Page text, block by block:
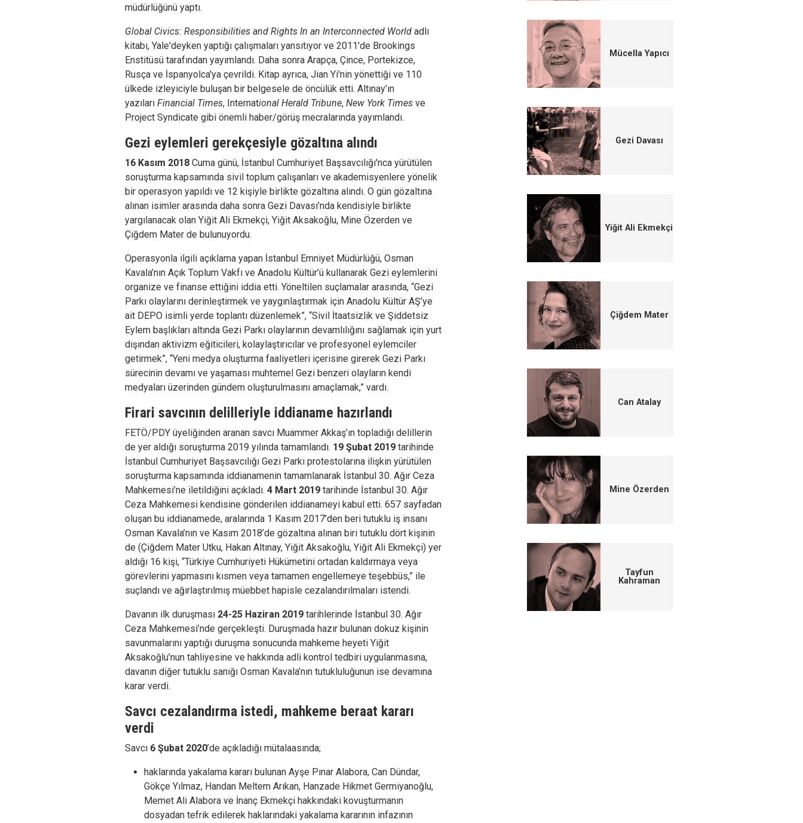
müdürlüğünü yaptı.
Global Civics: Responsibilities and Rights In an Interconnected World adlı
kitabı, Yale'deyken yaptığı çalışmaları yansıtıyor ve 2011'de Brookings
Enstitüsü tarafından yayımlandı. Daha sonra Arapça, Çince, Portekizce,
Rusça ve İspanyolca'ya çevrildi. Kitap ayrıca, Jian Yi'nin yönettiği ve 110
ülkede izleyiciyle buluşan bir belgesele de öncülük etti. Altınay’ın
yazıları Financial Times, International Herald Tribune, New York Times ve
Project Syndicate gibi önemli haber/görüş mecralarında yayımlandı.
Gezi eylemleri gerekçesiyle gözaltına alındı
16 Kasım 2018 Cuma günü, İstanbul Cumhuriyet Başsavcılığı'nca yürütülen
soruşturma kapsamında sivil toplum çalışanları ve akademisyenlere yönelik
bir operasyon yapıldı ve 12 kişiyle birlikte gözaltına alındı. O gün gözaltına
alınan isimler arasında daha sonra Gezi Davası’nda kendisiyle birlikte
yargılanacak olan Yiğit Ali Ekmekçi, Yiğit Aksakoğlu, Mine Özerden ve
Çiğdem Mater de bulunuyordu.
Operasyonla ilgili açıklama yapan İstanbul Emniyet Müdürlüğü, Osman
Kavala’nın Açık Toplum Vakfı ve Anadolu Kültür’ü kullanarak Gezi eylemlerini
organize ve finanse ettiğini iddia etti. Yöneltilen suçlamalar arasında, “Gezi
Parkı olaylarını derinleştirmek ve yaygınlaştırmak için Anadolu Kültür AŞ’ye
ait DEPO isimli yerde toplantı düzenlemek”, “Sivil İtaatsizlik ve Şiddetsiz
Eylem başlıkları altında Gezi Parkı olaylarının devamlılığını sağlamak için yurt
dışından aktivizm eğiticileri, kolaylaştırıcılar ve profesyonel eylemciler
getirmek”, “Yeni medya oluşturma faaliyetleri içerisine girerek Gezi Parkı
sürecinin devamı ve yaşaması muhtemel Gezi benzeri olayların kendi
medyaları üzerinden gündem oluşturulmasını amaçlamak,” vardı.
Firari savcının delilleriyle iddianame hazırlandı
FETÖ/PDY üyeliğinden aranan savcı Muammer Akkaş’ın topladığı delillerin
de yer aldığı soruşturma 2019 yılında tamamlandı. 19 Şubat 2019 tarihinde
İstanbul Cumhuriyet Başsavcılığı Gezi Parkı protestolarına ilişkin yürütülen
soruşturma kapsamında iddianamenin tamamlanarak İstanbul 30. Ağır Ceza
Mahkemesi’ne iletildiğini açıkladı. 4 Mart 2019 tarihinde İstanbul 30. Ağır
Ceza Mahkemesi kendisine gönderilen iddianameyi kabul etti. 657 sayfadan
oluşan bu iddianamede, aralarında 1 Kasım 2017’den beri tutuklu iş insanı
Osman Kavala’nın ve Kasım 2018’de gözaltına alınan biri tutuklu dört kişinin
de (Çiğdem Mater Utku, Hakan Altınay, Yiğit Aksakoğlu, Yiğit Ali Ekmekçi) yer
aldığı 16 kişi, “Türkiye Cumhuriyeti Hükümetini ortadan kaldırmaya veya
görevlerini yapmasını kısmen veya tamamen engellemeye teşebbüs,” ile
suçlandı ve ağırlaştırılmış müebbet hapisle cezalandırılmaları istendi.
Davanın ilk duruşması 24-25 Haziran 2019 tarihlerinde İstanbul 30. Ağır
Ceza Mahkemesi’nde gerçekleşti. Duruşmada hazır bulunan dokuz kişinin
savunmalarını yaptığı duruşma sonucunda mahkeme heyeti Yiğit
Aksakoğlu’nun tahliyesine ve hakkında adli kontrol tedbiri uygulanmasına,
davanın diğer tutuklu sanığı Osman Kavala’nın tutukluluğunun ise devamına
karar verdi.
Savcı cezalandırma istedi, mahkeme beraat kararı
verdi
Savcı 6 Şubat 2020’de açıkladığı mütalaasında;
haklarında yakalama kararı bulunan Ayşe Pınar Alabora, Can Dündar,
Gökçe Yılmaz, Handan Meltem Arıkan, Hanzade Hikmet Germiyanoğlu,
Memet Ali Alabora ve İnanç Ekmekçi hakkındaki kovuşturmanın
dosyadan tefrik edilerek haklarındaki yakalama kararının infazının
Mücella Yapıcı
Gezi Davası
Yiğit Ali Ekmekçi
Çiğdem Mater
Can Atalay
Mine Özerden
Tayfun
Kahraman